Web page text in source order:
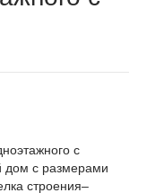
с
дом с размерами
строения–